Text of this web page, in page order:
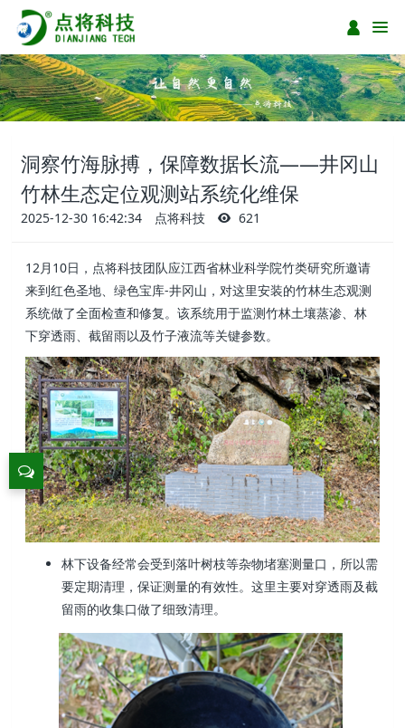
洞察竹海脉搏，保障数据长流——井冈山
竹林生态定位观测站系统化维保
2025-12-30 16:42:34 点将科技 621
12月10日，点将科技团队应江西省林业科学院竹类研究所邀请
来到红色圣地、绿色宝库-井冈山，对这里安装的竹林生态观测
系统做了全面检查和修复。该系统用于监测竹林土壤蒸渗、林
下穿透雨、截留雨以及竹子液流等关键参数。
林下设备经常会受到落叶树枝等杂物堵塞测量口，所以需
要定期清理，保证测量的有效性。这里主要对穿透雨及截
留雨的收集口做了细致清理。